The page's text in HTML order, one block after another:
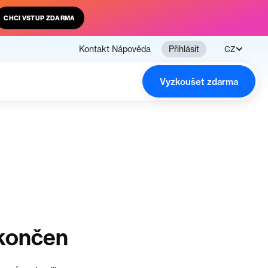
CHCI VSTUP ZDARMA
Kontakt Nápověda Přihlásit CZ
Vyzkoušet zdarma